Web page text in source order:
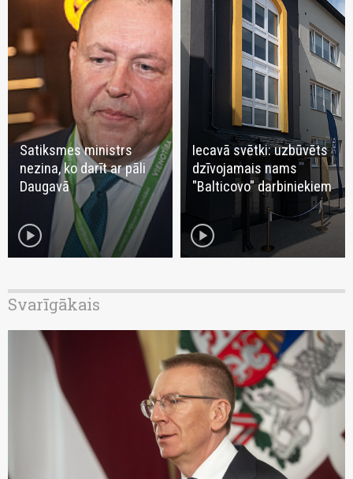
Satiksmes ministrs
nezina, ko darīt ar pāli
Daugavā
play_circle
Iecavā svētki: uzbūvēts
dzīvojamais nams
"Balticovo" darbiniekiem
play_circle
Svarīgākais